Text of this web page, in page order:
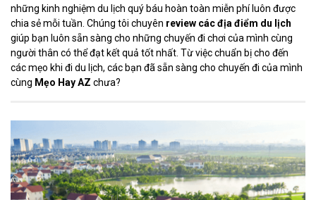
những kinh nghiệm du lịch quý báu hoàn toàn miễn phí luôn được
chia sẻ mỗi tuần. Chúng tôi chuyên review các địa điểm du lịch
giúp bạn luôn sẵn sàng cho những chuyến đi chơi của mình cùng
người thân có thể đạt kết quả tốt nhất. Từ việc chuẩn bị cho đến
các mẹo khi đi du lịch, các bạn đã sẵn sàng cho chuyến đi của mình
cùng Mẹo Hay AZ chưa?